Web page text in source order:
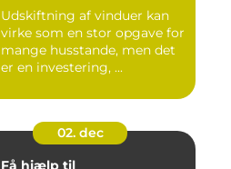
Udskiftning af vinduer kan
virke som en stor opgave for
mange husstande, men det
er en investering, ...
02. dec
Få hjælp til